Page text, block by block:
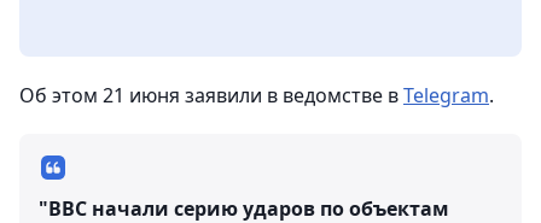
Об этом 21 июня заявили в ведомстве вTelegram.
"ВВС начали серию ударов по объектам